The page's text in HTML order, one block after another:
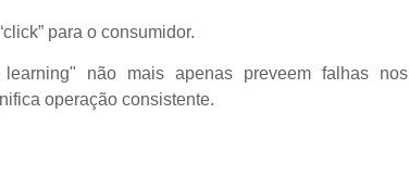
para o consumidor.
não mais apenas preveem falhas nos
operação consistente.